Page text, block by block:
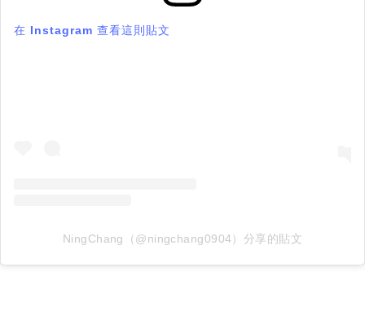
在 Instagram 查看這則貼文
NingChang（@ningchang0904）分享的貼文